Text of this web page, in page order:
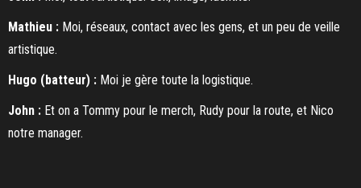
Mathieu : Moi, réseaux, contact avec les gens, et un peu de veille
artistique.
Hugo (batteur) : Moi je gère toute la logistique.
John : Et on a Tommy pour le merch, Rudy pour la route, et Nico
notre manager.